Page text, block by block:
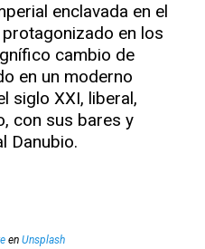
enclavada en el
protagonizado en los
cambio de
en un moderno
siglo XXI, liberal,
con sus bares y
Danubio.
en Unsplash